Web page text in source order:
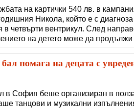
на картички 540 лв. в
Никола, който е с
четвърти вентрикул. След
на детето може да
събират средства, за да могат
помага на децата с
в София беше организиран в
танцови и музикални